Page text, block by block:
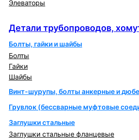
Элеваторы
Детали трубопроводов,
Болты, гайки и шайбы
Болты
Гайки
Шайбы
Винт-шурупы, болты анкерные и
Грувлок (бессварные муфтовые
Заглушки стальные
Заглушки стальные фланцевые